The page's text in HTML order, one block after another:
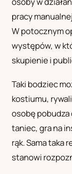
Polski
UA
Українська
pracy
W potocznym
występów, w
skupienie i
Taki bodziec
kostiumu,
osobę
taniec, gra na
rąk. Sama taka
stanowi